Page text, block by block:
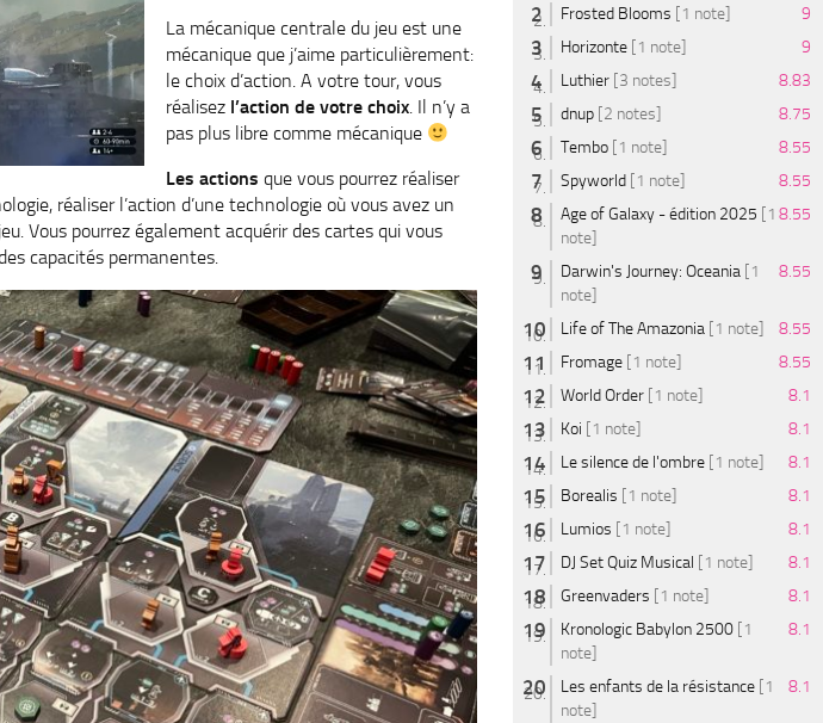
La mécanique centrale du jeu est une
mécanique que j’aime particulièrement:
le choix d’action. A votre tour, vous
réalisez l’action de votre choix. Il n’y a
pas plus libre comme mécanique
Les actions que vous pourrez réaliser
réaliser l’action d’une technologie où vous avez un
Vous pourrez également acquérir des cartes qui vous
capacités permanentes.
Frosted Blooms [1 note]
9
Horizonte [1 note]
9
Luthier [3 notes]
8.83
dnup [2 notes]
8.75
Tembo [1 note]
8.55
Spyworld [1 note]
8.55
Age of Galaxy - édition 2025 [1
note]
8.55
Darwin's Journey: Oceania [1
note]
8.55
Life of The Amazonia [1 note]
8.55
Fromage [1 note]
8.55
World Order [1 note]
8.1
Koi [1 note]
8.1
Le silence de l'ombre [1 note]
8.1
Borealis [1 note]
8.1
Lumios [1 note]
8.1
DJ Set Quiz Musical [1 note]
8.1
Greenvaders [1 note]
8.1
Kronologic Babylon 2500 [1
note]
8.1
Les enfants de la résistance [1
note]
8.1